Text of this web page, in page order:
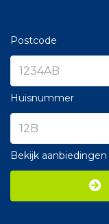
Postcode
Huisnummer
Bekijk aanbiedingen